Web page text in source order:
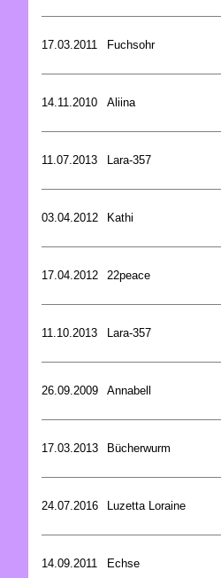
17.03.2011 Fuchsohr
14.11.2010 Aliina
11.07.2013 Lara-357
03.04.2012 Kathi
17.04.2012 22peace
11.10.2013 Lara-357
26.09.2009 Annabell
17.03.2013 Bücherwurm
24.07.2016 Luzetta Loraine
14.09.2011 Echse